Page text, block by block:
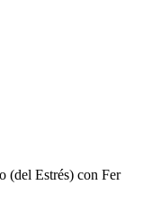
(del Estrés) con Fer